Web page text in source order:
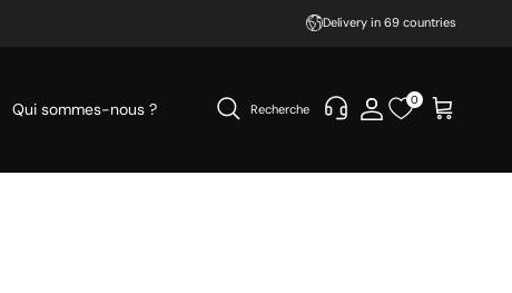
Delivery in 69 countries
Qui sommes-nous ? Recherche
0